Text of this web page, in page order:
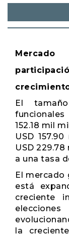
El
152.18 mil
USD
USD
a una tasa
El mercado
está
creciente
la